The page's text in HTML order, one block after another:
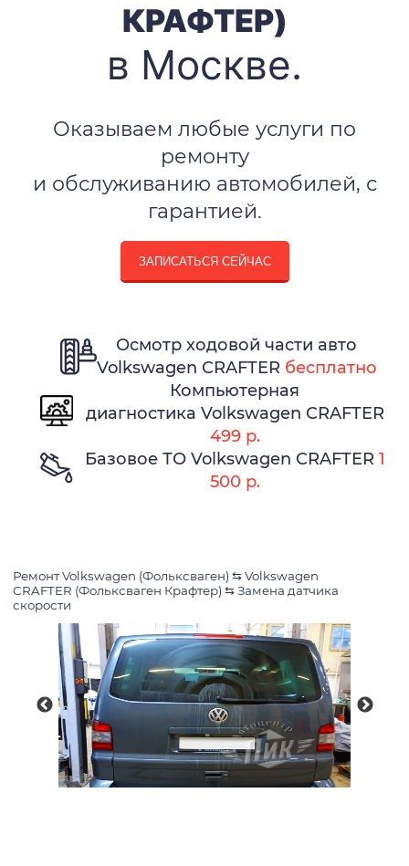
КРАФТЕР)
в Москве.
Оказываем любые услуги по
ремонту
и обслуживанию автомобилей, с
гарантией.
ЗАПИСАТЬСЯ СЕЙЧАС
Осмотр ходовой части авто
Volkswagen CRAFTER бесплатно
Компьютерная
диагностика Volkswagen CRAFTER
499 р.
Базовое ТО Volkswagen CRAFTER 1
500 р.
Ремонт Volkswagen (Фольксваген) ⇆ Volkswagen
CRAFTER (Фольксваген Крафтер) ⇆ Замена датчика
скорости